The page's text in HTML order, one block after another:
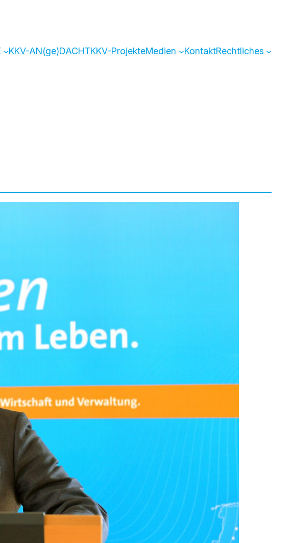
KKV-AN(ge)DACHTKKV-ProjekteMedien KontaktRechtliches